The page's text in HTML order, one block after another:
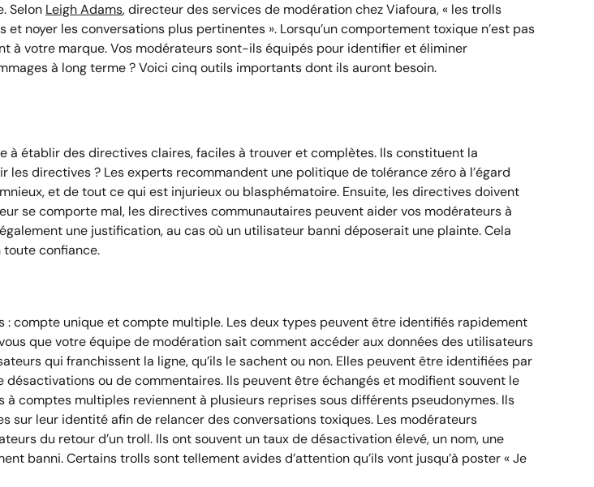
Selon Leigh Adams, directeur des services de modération chez Viafoura, « les trolls
noyer les conversations plus pertinentes ». Lorsqu’un comportement toxique n’est pas
à votre marque. Vos modérateurs sont-ils équipés pour identifier et éliminer
à long terme ? Voici cinq outils importants dont ils auront besoin.
à établir des directives claires, faciles à trouver et complètes. Ils constituent la
directives ? Les experts recommandent une politique de tolérance zéro à l’égard
et de tout ce qui est injurieux ou blasphématoire. Ensuite, les directives doivent
se comporte mal, les directives communautaires peuvent aider vos modérateurs à
une justification, au cas où un utilisateur banni déposerait une plainte. Cela
confiance.
: compte unique et compte multiple. Les deux types peuvent être identifiés rapidement
que votre équipe de modération sait commentaccéder aux données des utilisateurs
qui franchissent la ligne, qu’ils le sachent ou non. Elles peuvent être identifiées par
ou de commentaires. Ils peuvent être échangés et modifient souvent le
comptes multiples reviennent à plusieurs reprises sous différents pseudonymes. Ils
leur identité afin de relancer des conversations toxiques. Les modérateurs
du retour d’un troll. Ils ont souvent un taux de désactivation élevé, un nom, une
banni. Certains trolls sont tellement avides d’attention qu’ils vont jusqu’à poster « Je